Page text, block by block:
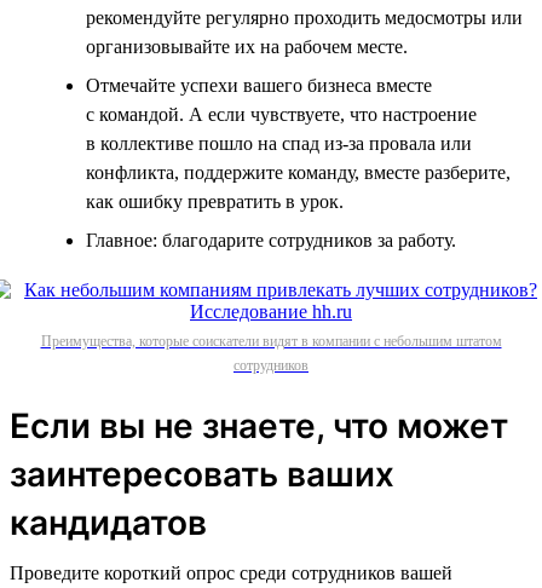
рекомендуйте регулярно проходить медосмотры или
организовывайте их на рабочем месте.
Отмечайте успехи вашего бизнеса вместе
с командой. А если чувствуете, что настроение
в коллективе пошло на спад из-за провала или
конфликта, поддержите команду, вместе разберите,
как ошибку превратить в урок.
Главное: благодарите сотрудников за работу.
Преимущества, которые соискатели видят в компании с небольшим штатом
сотрудников
Если вы не знаете, что может
заинтересовать ваших
кандидатов
Проведите короткий опрос среди сотрудников вашей